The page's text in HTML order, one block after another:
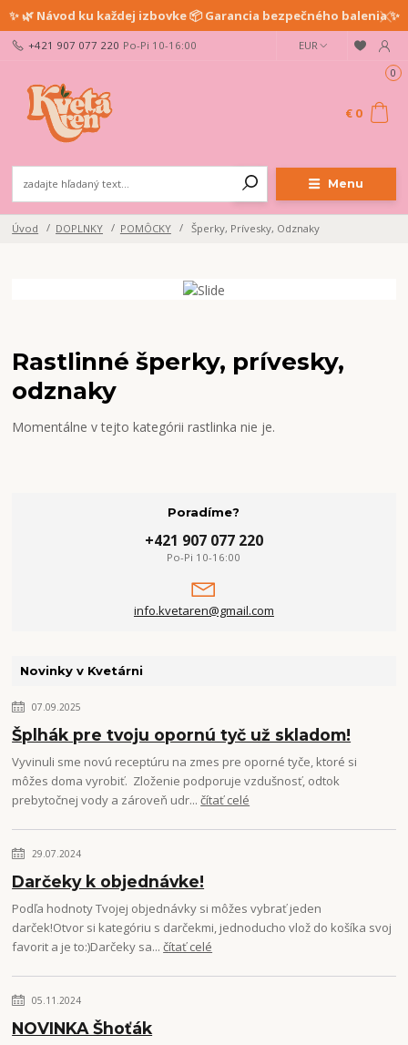
✨ 🌿 Návod ku každej izbovke 📦 Garancia bezpečného balenia ✨
Menu
EUR
+421 907 077 220 Po-Pi 10-16:00
0
€ 0
Úvod DOPLNKY POMÔCKY Šperky, Prívesky, Odznaky
Rastlinné šperky, prívesky,
odznaky
Momentálne v tejto kategórii rastlinka nie je.
Poradíme?
+421 907 077 220
Po-Pi 10-16:00
info.kvetaren@gmail.com
Novinky v Kvetárni
07.09.2025
Šplhák pre tvoju opornú tyč už skladom!
Vyvinuli sme novú receptúru na zmes pre oporné tyče, ktoré si
môžes doma vyrobiť. Zloženie podporuje vzdušnosť, odtok
prebytočnej vody a zároveň udr...čítať celé
29.07.2024
Darčeky k objednávke!
Podľa hodnoty Tvojej objednávky si môžes vybrať jeden
darček!Otvor si kategóriu s darčekmi, jednoducho vlož do košíka svoj
favorit a je to:)Darčeky sa...čítať celé
05.11.2024
NOVINKA Šhoťák